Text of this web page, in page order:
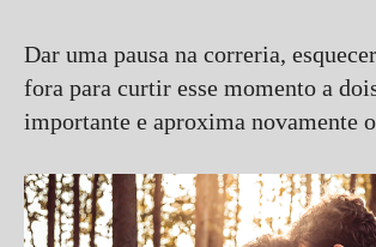
Dar uma pausa na correria,
fora para curtir esse momento a
importante e aproxima novamente